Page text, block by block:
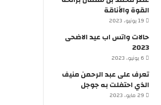
القوة والأناقة
19 يونيو، 2023
حالات واتس اب عيد الاضحى
2023
6 يونيو، 2023
تعرف على عبد الرحمن منيف
الذي احتفلت به جوجل
29 مايو، 2023